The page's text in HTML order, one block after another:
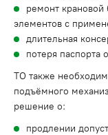
ремонт крановой
элементов с
длительная
потеря паспорта
ТО также
подъёмного
решение о:
продлении